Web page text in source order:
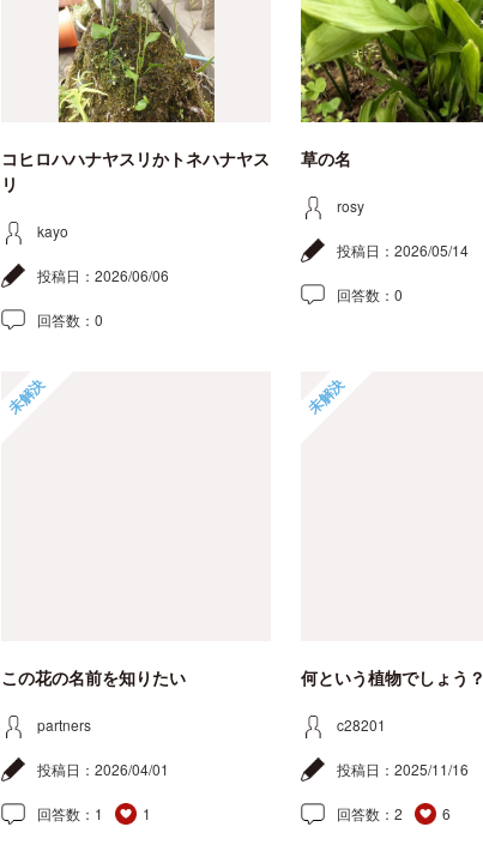
コヒロハハナヤスリかトネハナヤス
リ
kayo
投稿日： 2026/06/06
回答数： 0
草の名
rosy
投稿日： 2026/05/14
回答数： 0
未解決
この花の名前を知りたい
partners
投稿日： 2026/04/01
回答数： 1 1
未解決
何という植物でしょう？
c28201
投稿日： 2025/11/16
回答数： 2 6